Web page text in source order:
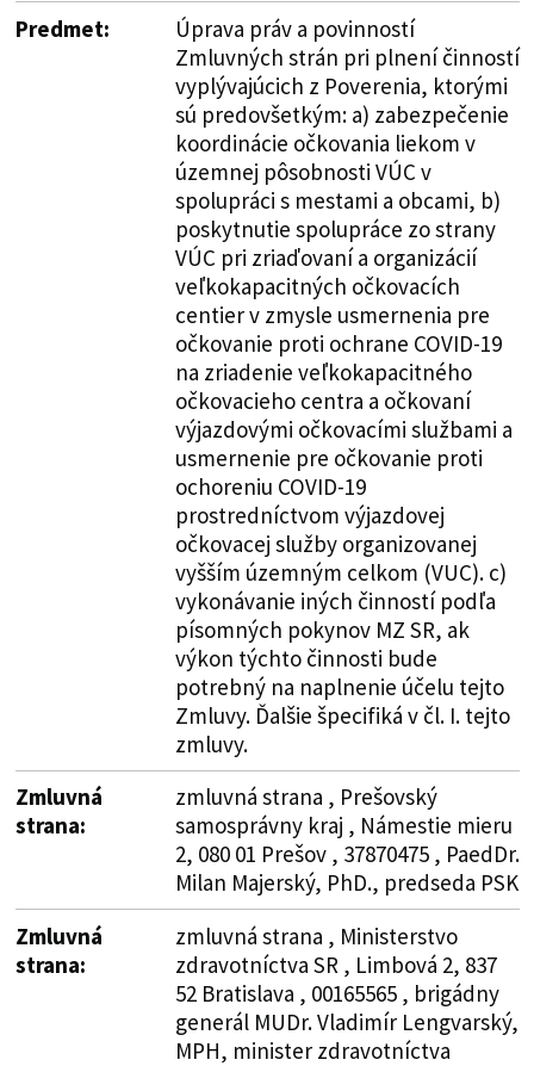
Predmet:
Úprava práv a povinností
Zmluvných strán pri plnení činností
vyplývajúcich z Poverenia, ktorými
sú predovšetkým: a) zabezpečenie
koordinácie očkovania liekom v
územnej pôsobnosti VÚC v
spolupráci s mestami a obcami, b)
poskytnutie spolupráce zo strany
VÚC pri zriaďovaní a organizácií
veľkokapacitných očkovacích
centier v zmysle usmernenia pre
očkovanie proti ochrane COVID-19
na zriadenie veľkokapacitného
očkovacieho centra a očkovaní
výjazdovými očkovacími službami a
usmernenie pre očkovanie proti
ochoreniu COVID-19
prostredníctvom výjazdovej
očkovacej služby organizovanej
vyšším územným celkom (VUC). c)
vykonávanie iných činností podľa
písomných pokynov MZ SR, ak
výkon týchto činnosti bude
potrebný na naplnenie účelu tejto
Zmluvy. Ďalšie špecifiká v čl. I. tejto
zmluvy.
Zmluvná
strana:
zmluvná strana , Prešovský
samosprávny kraj , Námestie mieru
2, 080 01 Prešov , 37870475 , PaedDr.
Milan Majerský, PhD., predseda PSK
Zmluvná
strana:
zmluvná strana , Ministerstvo
zdravotníctva SR , Limbová 2, 837
52 Bratislava , 00165565 , brigádny
generál MUDr. Vladimír Lengvarský,
MPH, minister zdravotníctva